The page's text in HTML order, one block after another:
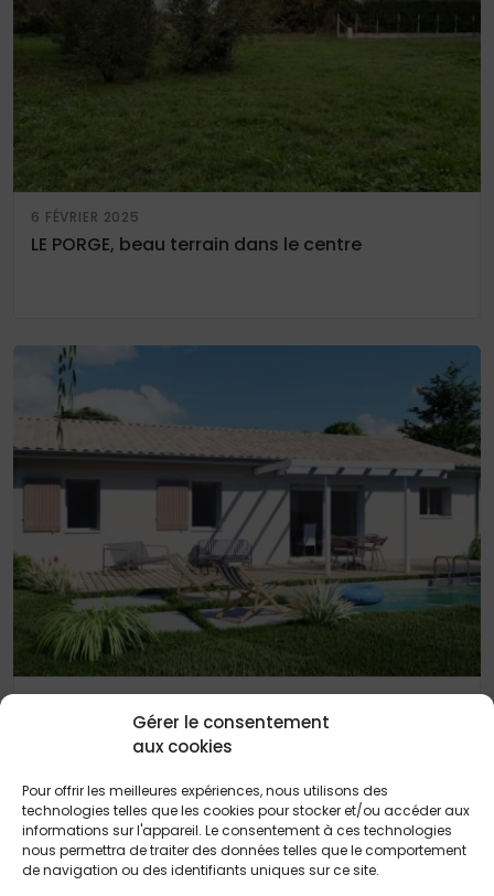
Gérer le consentement
aux cookies
Pour offrir les meilleures expériences, nous utilisons des
technologies telles que les cookies pour stocker et/ou accéder aux
informations sur l'appareil. Le consentement à ces technologies
nous permettra de traiter des données telles que le comportement
de navigation ou des identifiants uniques sur ce site.
6 FÉVRIER 2025
LE PORGE, beau terrain dans le centre
LE PORGE maison de 100 m²